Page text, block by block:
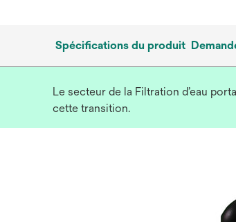
Spécifications du produit
Le secteur de la Filtration d’eau
cette transition.